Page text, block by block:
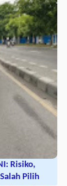
Risiko,
Pilih